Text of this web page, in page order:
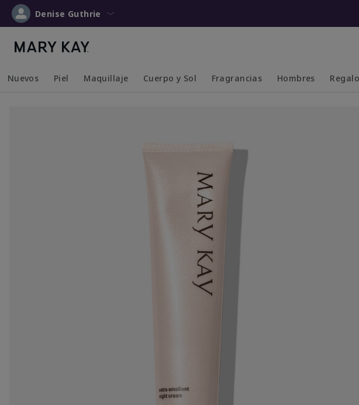
Denise Guthrie
Nuevos Piel Maquillaje Cuerpo y Sol Fragrancias Hombres